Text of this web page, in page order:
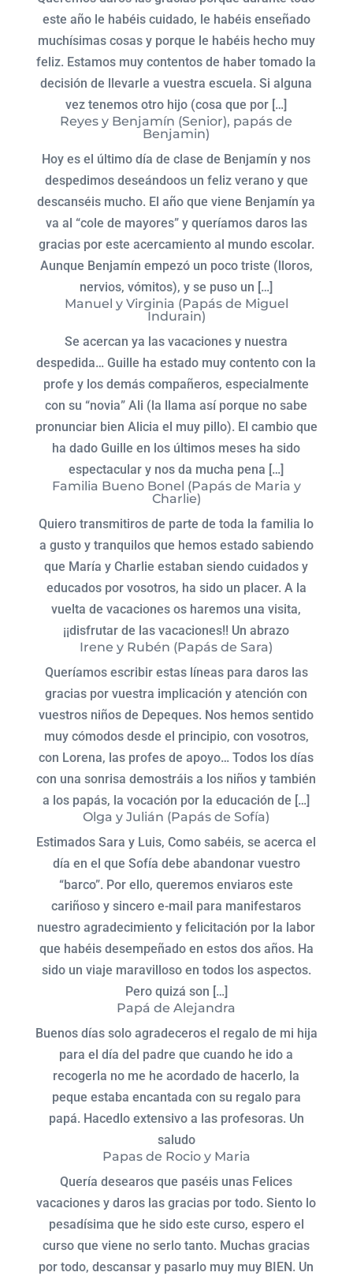
este año le habéis cuidado, le habéis enseñado
muchísimas cosas y porque le habéis hecho muy
feliz. Estamos muy contentos de haber tomado la
decisión de llevarle a vuestra escuela. Si alguna
vez tenemos otro hijo (cosa que por […]
Reyes y Benjamín (Senior), papás de
Benjamin)
Hoy es el último día de clase de Benjamín y nos
despedimos deseándoos un feliz verano y que
descanséis mucho. El año que viene Benjamín ya
va al “cole de mayores” y queríamos daros las
gracias por este acercamiento al mundo escolar.
Aunque Benjamín empezó un poco triste (lloros,
nervios, vómitos), y se puso un […]
Manuel y Virginia (Papás de Miguel
Indurain)
Se acercan ya las vacaciones y nuestra
despedida… Guille ha estado muy contento con la
profe y los demás compañeros, especialmente
con su “novia” Ali (la llama así porque no sabe
pronunciar bien Alicia el muy pillo). El cambio que
ha dado Guille en los últimos meses ha sido
espectacular y nos da mucha pena […]
Familia Bueno Bonel (Papás de Maria y
Charlie)
Quiero transmitiros de parte de toda la familia lo
a gusto y tranquilos que hemos estado sabiendo
que María y Charlie estaban siendo cuidados y
educados por vosotros, ha sido un placer. A la
vuelta de vacaciones os haremos una visita,
¡¡disfrutar de las vacaciones!! Un abrazo
Irene y Rubén (Papás de Sara)
Queríamos escribir estas líneas para daros las
gracias por vuestra implicación y atención con
vuestros niños de Depeques. Nos hemos sentido
muy cómodos desde el principio, con vosotros,
con Lorena, las profes de apoyo… Todos los días
con una sonrisa demostráis a los niños y también
a los papás, la vocación por la educación de […]
Olga y Julián (Papás de Sofía)
Estimados Sara y Luis, Como sabéis, se acerca el
día en el que Sofía debe abandonar vuestro
“barco”. Por ello, queremos enviaros este
cariñoso y sincero e-mail para manifestaros
nuestro agradecimiento y felicitación por la labor
que habéis desempeñado en estos dos años. Ha
sido un viaje maravilloso en todos los aspectos.
Pero quizá son […]
Papá de Alejandra
Buenos días solo agradeceros el regalo de mi hija
para el día del padre que cuando he ido a
recogerla no me he acordado de hacerlo, la
peque estaba encantada con su regalo para
papá. Hacedlo extensivo a las profesoras. Un
saludo
Papas de Rocio y Maria
Quería desearos que paséis unas Felices
vacaciones y daros las gracias por todo. Siento lo
pesadísima que he sido este curso, espero el
curso que viene no serlo tanto. Muchas gracias
por todo, descansar y pasarlo muy muy BIEN. Un